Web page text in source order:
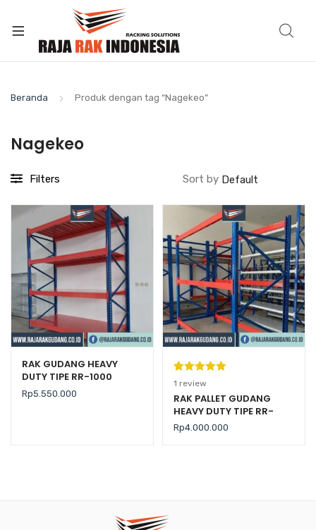
Beranda Produk dengan tag “Nagekeo”
Nagekeo
Filters Sort by
RAK GUDANG HEAVY
DUTY TIPE RR-1000
Rp5.550.000
Peringkat
5.00dari 5
berdasarka
n
1
penilaian
1 review
RAK PALLET GUDANG
HEAVY DUTY TIPE RR-
2000 KAPASITAS 2 TON /
LEVEL
Rp4.000.000